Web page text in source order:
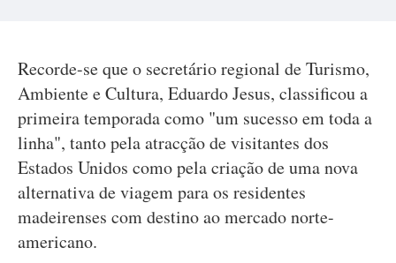
Recorde-se que o secretário regional de Turismo,
Ambiente e Cultura, Eduardo Jesus, classificou a
primeira temporada como "um sucesso em toda a
linha", tanto pela atracção de visitantes dos
Estados Unidos como pela criação de uma nova
alternativa de viagem para os residentes
madeirenses com destino ao mercado norte-
americano.